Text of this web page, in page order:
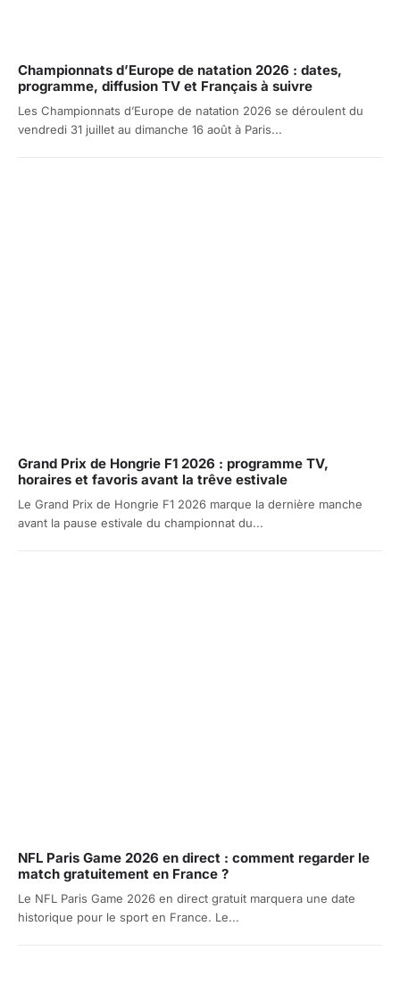
Championnats d’Europe de natation 2026 : dates,
programme, diffusion TV et Français à suivre
Les Championnats d’Europe de natation 2026 se déroulent du
vendredi 31 juillet au dimanche 16 août à Paris...
Grand Prix de Hongrie F1 2026 : programme TV,
horaires et favoris avant la trêve estivale
Le Grand Prix de Hongrie F1 2026 marque la dernière manche
avant la pause estivale du championnat du...
NFL Paris Game 2026 en direct : comment regarder le
match gratuitement en France ?
Le NFL Paris Game 2026 en direct gratuit marquera une date
historique pour le sport en France. Le...